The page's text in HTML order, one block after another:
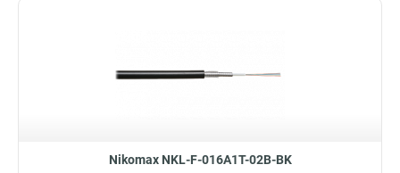
Nikomax NKL-F-016A1T-02B-BK